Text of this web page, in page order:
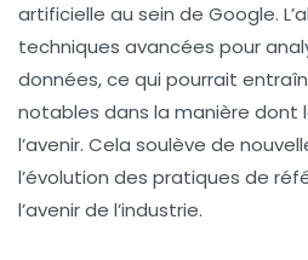
artificielle au sein de Google.
techniques avancées pour
données, ce qui pourrait
notables dans la manière dont
l’avenir. Cela soulève de
l’évolution des pratiques de
l’avenir de l’industrie.